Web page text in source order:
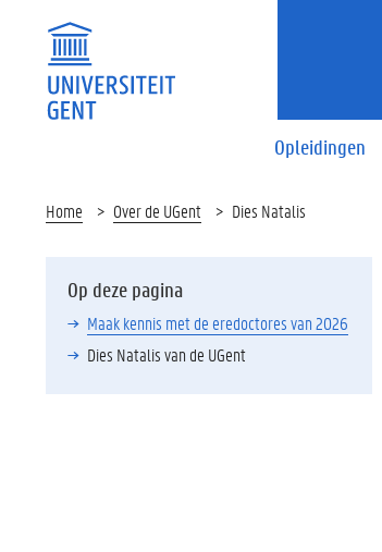
Opleidingen
Home Over de UGent Dies Natalis
Op deze pagina
Maak kennis met de eredoctores van 2026
Dies Natalis van de UGent